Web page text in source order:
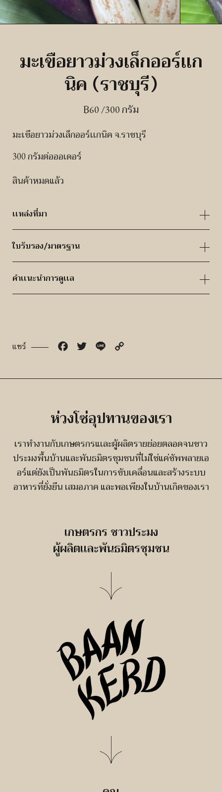
มะเขือยาวม่วงเล็กออร์เเก
นิค (ราชบุรี)
฿60 /300 กรัม
มะเขือยาวม่วงเล็กออร์เเกนิค จ.ราชบุรี
300 กรัมต่อออเดอร์
สินค้าหมดแล้ว
เเหล่งที่มา
ใบรับรอง/มาตรฐาน
คำเเนะนำการดูเเล
แชร์ FacebookTwitter Line
ห่วงโซ่อุปทานของเรา
เราทำงานกับเกษตรกรแเละผู้ผลิตรายย่อยตลอดจนชาว
ประมงพื้นบ้านและพันธมิตรชุมชนที่ไม่ใช่แค่ซัพพลายเอ
อร์แต่ยังเป็นพันธมิตรในการขับเคลื่อนและสร้างระบบ
อาหารที่ยั่งยืน เสมอภาค และพอเพียงในบ้านเกิดของเรา
เกษตรกร ชาวประมง
ผู้ผลิตเเละพันธมิตรชุมชน